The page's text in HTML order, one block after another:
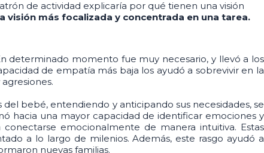
de actividad explicaría por qué tienen una visión
visión más focalizada y concentrada en una tarea.
determinado momento fue muy necesario, y llevó a los
de empatía más baja los ayudó a sobrevivir en la
bebé, entendiendo y anticipando sus necesidades, se
hacia una mayor capacidad de identificar emociones y
emocionalmente de manera intuitiva. Estas
a lo largo de milenios. Además, este rasgo ayudó a
nuevas familias.